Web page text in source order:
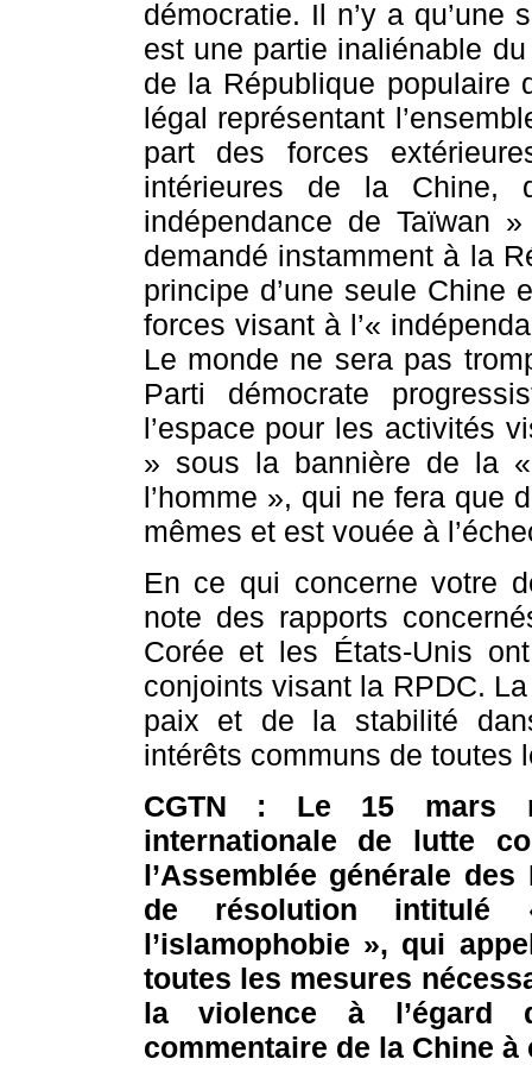
démocratie. Il n’y a qu’une
est une partie inaliénable
de la République populaire
légal représentant
part des forces
intérieures de la Chine,
indépendance de Taïwan
demandé instamment à la
principe d’une seule Chine
forces visant à l’«
Le monde ne sera pas
Parti démocrate
l’espace pour les activités
» sous la bannière de la
l’homme », qui ne fera que
mêmes et est vouée à
En ce qui concerne votre
note des rapports
Corée et les États-Unis
conjoints visant la RPDC.
paix et de la stabilité
intérêts communs de toutes
CGTN : Le 15 mars
internationale de lutte
l’Assemblée générale
de résolution
l’islamophobie », qui
toutes les mesures
la violence à l’égard
commentaire de la Chine à